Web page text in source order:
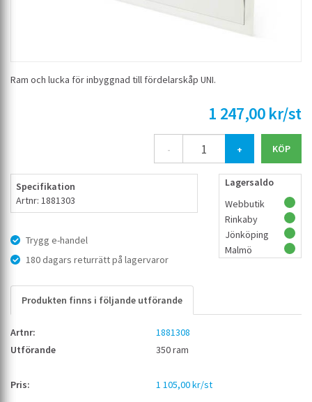
Ram och lucka för inbyggnad till fördelarskåp UNI.
1 247,00 kr/st
- +
Specifikation
Artnr: 1881303
Trygg e-handel
180 dagars returrätt på lagervaror
Lagersaldo
Webbutik
Rinkaby
Jönköping
Malmö
Produkten finns i följande utförande
1881308
350 ram
1 105,00 kr/st